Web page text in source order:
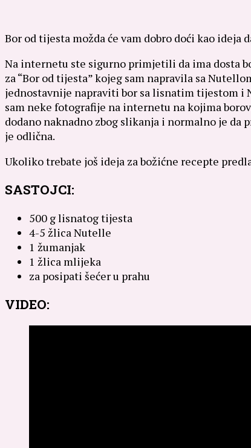
Bor od tijesta možda će vam dobro doći kao
Na internetu ste sigurno primjetili da ima dosta
za “Bor od tijesta” kojeg sam napravila sa
jednostavnije napraviti bor sa lisnatim tijestom i
sam neke fotografije na internetu na kojima
dodano naknadno zbog slikanja i normalno je
je odlična.
Ukoliko trebate još ideja za božićne recepte
SASTOJCI:
500 g lisnatog tijesta
4-5 žlica Nutelle
1 žumanjak
1 žlica mlijeka
za posipati šećer u prahu
VIDEO: